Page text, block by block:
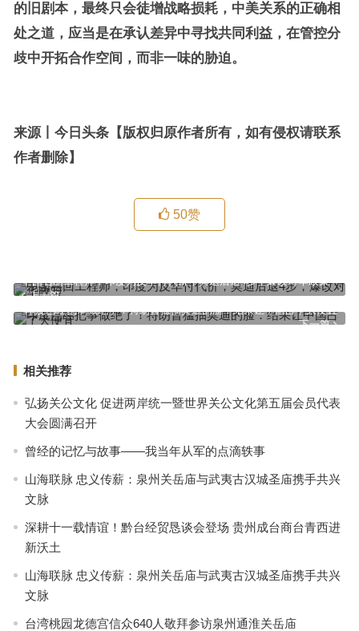
的旧剧本，最终只会徒增战略损耗，中美关系的正确相
处之道，应当是在承认差异中寻找共同利益，在管控分
歧中开拓合作空间，而非一味的胁迫。
来源丨今日头条【版权归原作者所有，如有侵权请联系
作者删除】
50赞
上一篇
中国召回工程师，印度为反华付代价，莫迪后退4步，爆改对华政策
下一篇
印度已经把事做绝了！特朗普猛抽莫迪的脸：结果让中国占了大便宜
相关推荐
弘扬关公文化 促进两岸统一暨世界关公文化第五届会员代表
大会圆满召开
曾经的记忆与故事——我当年从军的点滴轶事
山海联脉 忠义传薪：泉州关岳庙与武夷古汉城圣庙携手共兴
文脉
深耕十一载情谊！黔台经贸恳谈会登场 贵州成台商台青西进
新沃土
山海联脉 忠义传薪：泉州关岳庙与武夷古汉城圣庙携手共兴
文脉
台湾桃园龙德宫信众640人敬拜参访泉州通淮关岳庙